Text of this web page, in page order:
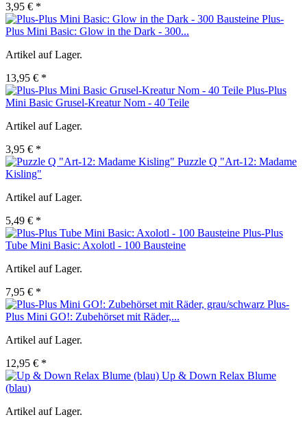
3,95 € *
Plus-
Plus Mini Basic: Glow in the Dark - 300...
Artikel auf Lager.
13,95 € *
Plus-Plus
Mini Basic Grusel-Kreatur Nom - 40 Teile
Artikel auf Lager.
3,95 € *
Puzzle Q "Art-12: Madame
Kisling"
Artikel auf Lager.
5,49 € *
Plus-Plus
Tube Mini Basic: Axolotl - 100 Bausteine
Artikel auf Lager.
7,95 € *
Plus-
Plus Mini GO!: Zubehörset mit Räder,...
Artikel auf Lager.
12,95 € *
Up & Down Relax Blume
(blau)
Artikel auf Lager.